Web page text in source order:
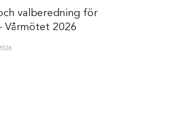
valberedning för
Vårmötet 2026